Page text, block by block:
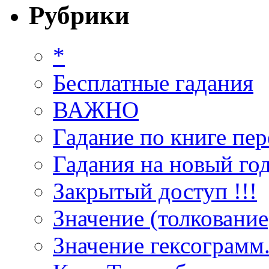
Рубрики
*
Бесплатные гадания
ВАЖНО
Гадание по книге
Гадания на новый
Закрытый доступ !!!
Значение
Значение